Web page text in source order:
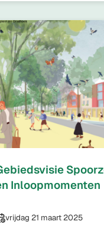
Inloopmomenten
vrijdag 21 maart 2025